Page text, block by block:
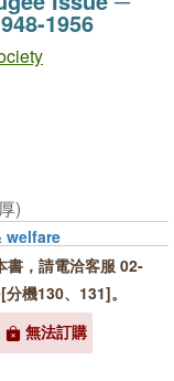
1956
)
書，請電洽客服 02-
機130、131]。
無法訂購
welfare